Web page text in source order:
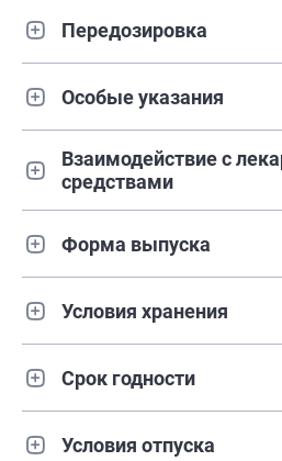
Передозировка
Особые указания
Взаимодействие с
средствами
Форма выпуска
Условия хранения
Срок годности
Условия отпуска